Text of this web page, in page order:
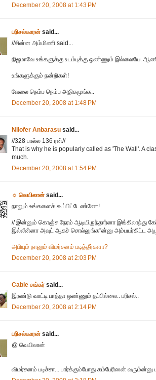
December 20, 2008 at 1:43 PM
பரிசல்காரன் said...
//சின்ன அம்மிணி said...
நிஜமாவே உங்களுக்கு உடம்புக்கு ஒண்ணும் இல்லையே.
உங்களுக்கும் நன்றிகள்!
வேலை நெம்ப நெம்ப அதிகமுங்க..
December 20, 2008 at 1:48 PM
Nilofer Anbarasu said...
//328 பால்ல 136 ரன்//
That is why he is popularly called as 'The Wall'. A
much.
December 20, 2008 at 1:54 PM
☼ வெயிலான் said...
நானும் உங்களைக் கூப்பிட்டேண்ணே!
// இன்னும் கொஞ்ச நேரம் ஆடியிருந்தார்னா இங்கிலாந்து
இல்லீன்னா அவுட் ஆகச் சொல்லுங்க”ன்னு அம்பயர்கிட்ட
அபியும் நானும் விமர்சனம் படித்தீர்களா?
December 20, 2008 at 2:03 PM
Cable சங்கர்said...
இரண்டு வாட்டி பாத்தா ஒண்ணும் தப்பில்லை.. பரிசல்..
December 20, 2008 at 2:14 PM
பரிசல்காரன் said...
@ வெயிலான்
விமர்சனம் படிச்சா... பார்க்கும்போது கம்பேரிஸன் வரும்ன்னு